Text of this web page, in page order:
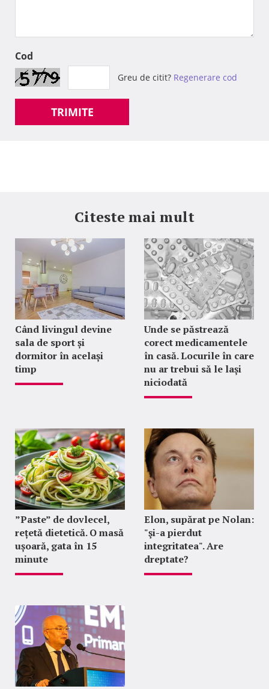
Cod
Greu de citit? Regenerare cod
TRIMITE
Citeste mai mult
Când livingul devine
sala de sport și
dormitor în același
timp
Unde se păstrează
corect medicamentele
în casă. Locurile în care
nu ar trebui să le lași
niciodată
”Paste” de dovlecel,
rețetă dietetică. O masă
ușoară, gata în 15
minute
Elon, supărat pe Nolan:
"şi-a pierdut
integritatea". Are
dreptate?